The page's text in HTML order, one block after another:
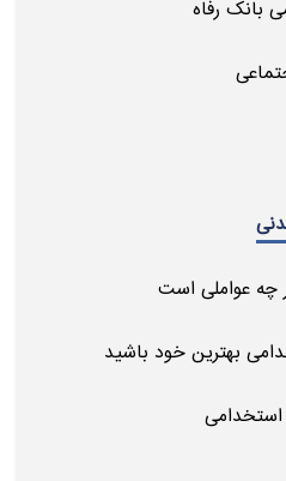
بانک رفاه
چه عواملی است
بهترین خود باشید